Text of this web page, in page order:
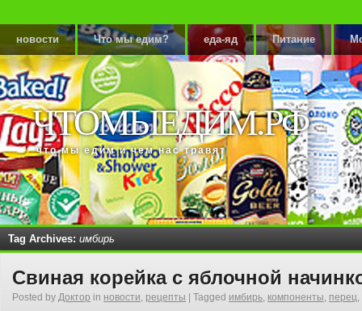
новости Что мы едим? еда-яд Питание
ЧТОМЫЕДИМ.РФ
что мы едим и чем нас травят
Tag Archives: имбирь
Свиная корейка с яблочной
Posted by Доктор in новости, рецепты Tagged имбирь, компоненты, перец,